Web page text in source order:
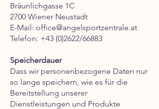
Bräunlichgasse 1C
2700 Wiener Neustadt
E-Mail: office@angelsportzentrale.at
Telefon: +43 (0)2622/66883
Speicherdauer
Dass wir personenbezogene Daten nur
so lange speichern, wie es für die
Bereitstellung unserer
Dienstleistungen und Produkte